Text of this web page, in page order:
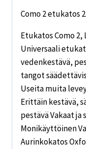
Como 2 etukatos
Etukatos Como 2,
Universaali
vedenkestävä,
tangot
Useita muita
Erittäin kestävä,
pestävä Vakaat
Monikäyttöinen
Aurinkokatos